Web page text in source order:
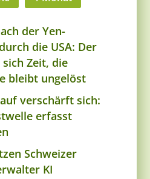
der Yen-
die USA: Der
Zeit, die
bleibt ungelöst
verschärft sich:
erfasst
Schweizer
KI